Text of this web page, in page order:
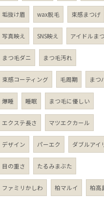
垢抜け眉 wax脱毛 束感まつげ
写真映え SNS映え アイドルま
まつ毛ダニ まつ毛汚れ
束感コーティング 毛周期 まつ
爆睡 睡眠 まつ毛に優しい
エクステ長さ マツエクカール
デザイン パーエク ダブルアイ
目の重さ たるみまぶた
ファミリかしわ 柏マルイ 柏高